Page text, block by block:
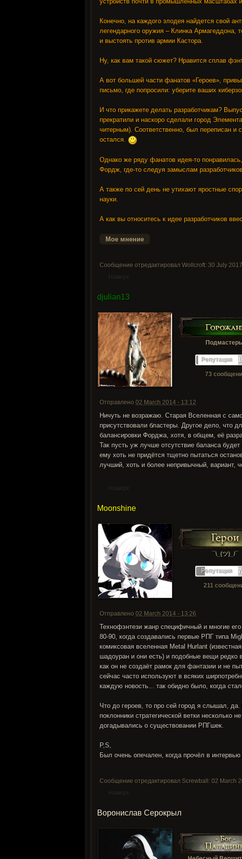
Конечно, на каждого злодея найдется свой
легендарного оружия – Клинка Армагеддона,
и выстоять против армии Кастора.
Ну, как вам такой сюжет? Нравится сплав
А вот большей части фанатов «Героев»,
письмо, где попросили: уберите ваших
И что прикажете делать разработчикам?
прекратили и наскоро сделали город
читерным). Соответственно, был переписан
остался.
Однако же ряду фанатов идея-то
Фордж, где-то следуя замыслам
А также по сей день не утихают яростные
науки.
А как вы относитесь к идее разработчиков
Сообщение отредактировал Wollcroft: 30 July 2017
Наверх
djulian13
Репутация
73
Отправлено 02 March 2014 - 13:12
Ничуть не возражаю. Старая Вселенная с
присутствовали бластеры. Другое дело, что
балансировки Форджа, хотя, в общем, её
Так пусть уж лучше отсутствие баланса
ему хоть не придётся тщетно пытаться
лучший, хоть и более непривычный, вариант,
Наверх
Moonshine
¯\_(ツ)_/¯
Репутация
211
Отправлено 02 March 2014 - 13:26
Технофэнтези жанр специфичный и многие
80-90, когда создавались первые РПГ типа
комиксовая вселенная Metal Hurlant
шадоуран и они есть) и подобные вещи редко
как он не создаёт рамок для фантазии и не
сейчас часто используют в всяких
каждую новость... так обидно было, когда
Что до героев, то про сей город я слышал,
поклонники стратегической ветки
догадывались о существовании РПГшек.
P,S,
Был очень опечален, когда прочёл в
Сообщение отредактировал Screwball: 02 March
Наверх
Воронислав Серокрыл